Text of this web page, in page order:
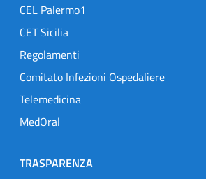
CEL Palermo1
CET Sicilia
Regolamenti
Comitato Infezioni Ospedaliere
Telemedicina
MedOral
TRASPARENZA